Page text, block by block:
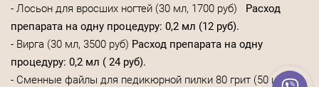
- Лосьон для вросших ногтей (30 мл, 1700 руб) Расход
препарата на одну процедуру: 0,2 мл (12 руб).
- Вирга (30 мл, 3500 руб) Расход препарата на одну
процедуру: 0,2 мл ( 24 руб).
- Сменные файлы для педикюрной пилки 80 грит (50 шт,